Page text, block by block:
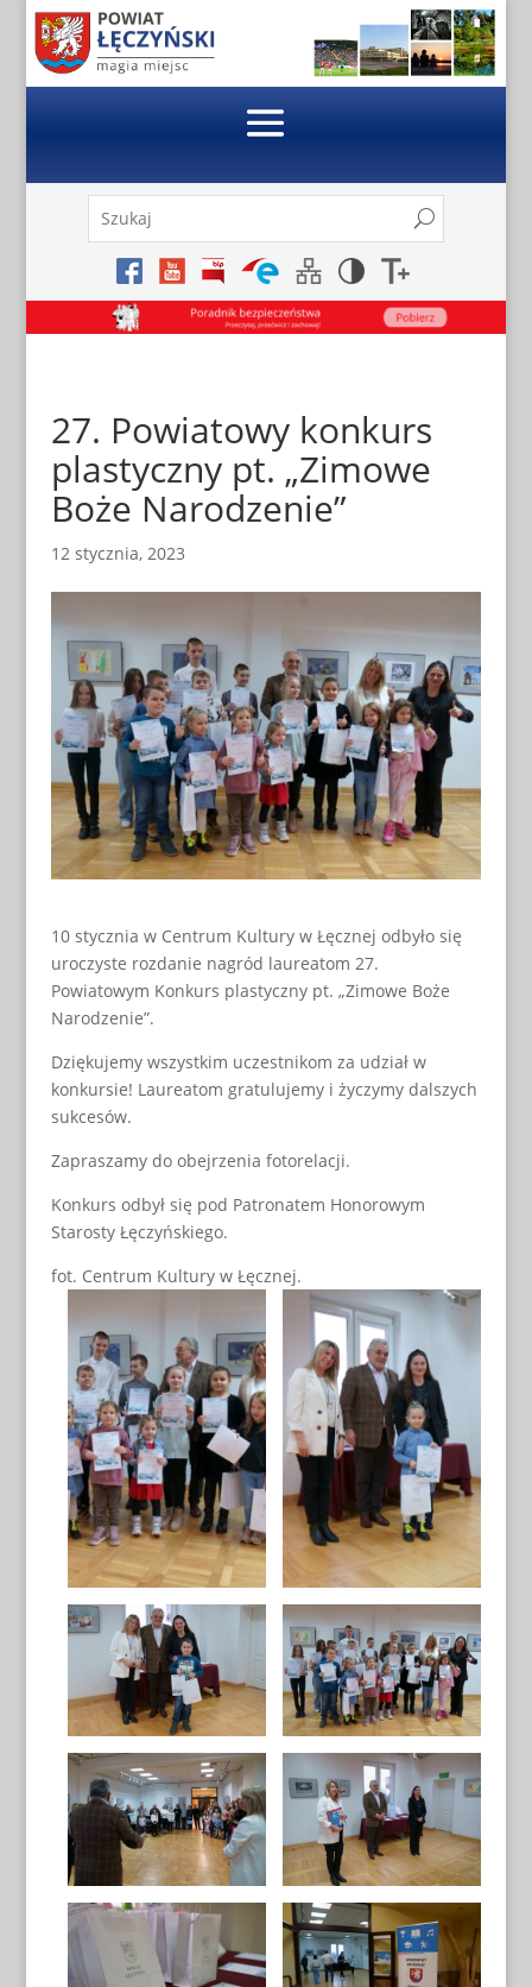
Skip
content
for...
27. Powiatowy konkurs
plastyczny pt. „Zimowe
Boże Narodzenie”
12 stycznia, 2023
10 stycznia w Centrum Kultury w Łęcznej odbyło się
uroczyste rozdanie nagród laureatom 27.
Powiatowym Konkurs plastyczny pt. „Zimowe Boże
Narodzenie”.
Dziękujemy wszystkim uczestnikom za udział w
konkursie! Laureatom gratulujemy i życzymy dalszych
sukcesów.
Zapraszamy do obejrzenia fotorelacji.
Konkurs odbył się pod Patronatem Honorowym
Starosty Łęczyńskiego.
fot. Centrum Kultury w Łęcznej.